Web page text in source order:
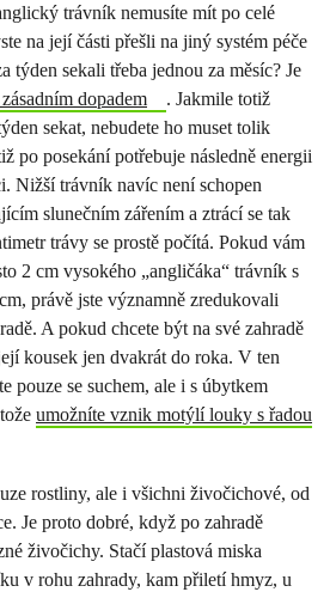
trávník nemusíte mít po celé
na její části přešli na jiný systém péče
týden sekali třeba jednou za měsíc? Je
dopadem
. Jakmile totiž
sekat, nebudete ho muset tolik
po posekání potřebuje následně energii
Nižší trávník navíc není schopen
slunečním zářením a ztrácí se tak
trávy se prostě počítá. Pokud vám
2 cm vysokého „angličáka“ trávník s
právě jste významně zredukovali
A pokud chcete být na své zahradě
kousek jen dvakrát do roka. V ten
pouze se suchem, ale i s úbytkem
umožníte vznik motýlí louky s řadou
rostliny, ale i všichni živočichové, od
Je proto dobré, když po zahradě
živočichy. Stačí plastová miska
v rohu zahrady, kam přiletí hmyz, u